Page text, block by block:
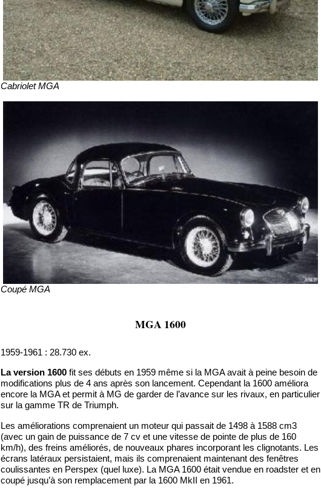
Cabriolet MGA
Coupé MGA
MGA 1600
1959-1961 : 28.730 ex.
La version 1600 fit ses débuts en 1959 même si la MGA avait à peine besoin de
modifications plus de 4 ans après son lancement. Cependant la 1600 améliora
encore la MGA et permit à MG de garder de l’avance sur les rivaux, en particulier
sur la gamme TR de Triumph.
Les améliorations comprenaient un moteur qui passait de 1498 à 1588 cm3
(avec un gain de puissance de 7 cv et une vitesse de pointe de plus de 160
km/h), des freins améliorés, de nouveaux phares incorporant les clignotants. Les
écrans latéraux persistaient, mais ils comprenaient maintenant des fenêtres
coulissantes en Perspex (quel luxe). La MGA 1600 était vendue en roadster et en
coupé jusqu’à son remplacement par la 1600 MkII en 1961.